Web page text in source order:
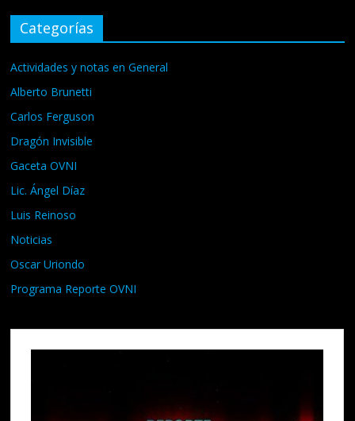
Categorías
Actividades y notas en General
Alberto Brunetti
Carlos Ferguson
Dragón Invisible
Gaceta OVNI
Lic. Ángel Díaz
Luis Reinoso
Noticias
Oscar Uriondo
Programa Reporte OVNI